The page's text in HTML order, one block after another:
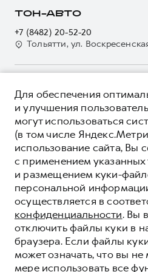
Кредит
Для малого бизнеса
Система управления
Сервис для корпоративных
HAVAL Лизинг
Автомобильные аксессуары
Коллекция PRO
Коллекция Базовая
Коллекция Детская
Электронный ПТС
GWM Безопасность
Мобильное приложение
Программа «HAVAL Защита+»
Руководства по эксплуатации
Подписки
Автомобильные аксессуары
Коллекция PRO
Коллекция Базовая
Коллекция Детская
О дилере
Наша команда
Контакты
ТОН-АВТО
+7 (8482) 20-52-20
Тольятти, ул.
ЦЕНЫ И ВЫГОДЫ
ЮРИДИЧЕСКАЯ
Вся представленная на сайте
автомобилей и сервисного
информационный характер и не
Все цены, указанные на данном
характер и являются
розничными ценами по расчетам
Волл Мотор Рус»). Для получения
просьба обращаться к
«Грейт Волл Мотор Рус» либо по
511-59-86, либо на сайте.
информация может быть изменена
****На некоторых автомобилях
система / устройство вызова
(блок ЭРА-ГЛОНАСС).
Показать все
© 2026 ООО «Грейт Волл
© 2026 ООО «УК «Тон-Авто»
Политика
Для обеспечения
и улучшения
могут использоваться
(в том числе
использование сайта, Вы
с применением указанных
и размещением куки-
персональной
осуществляется в
конфиденциальности. Вы
отключить файлы куки в
браузера. Если файлы
может означать, что вы
мере использовать все